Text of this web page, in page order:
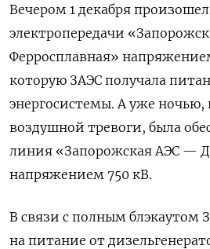
Вечером 1 декабря
электропередачи
Ферросплавная»
которую ЗАЭС получала
энергосистемы. А уже ночью,
воздушной тревоги, была
линия «Запорожская АЭС —
напряжением 750 кВ.
В связи с полным блэкаутом
на питание от